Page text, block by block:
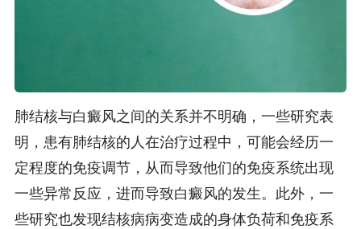
肺结核与白癜风之间的关系并不明确，一些研究表
明，患有肺结核的人在治疗过程中，可能会经历一
定程度的免疫调节，从而导致他们的免疫系统出现
一些异常反应，进而导致白癜风的发生。此外，一
些研究也发现结核病病变造成的身体负荷和免疫系